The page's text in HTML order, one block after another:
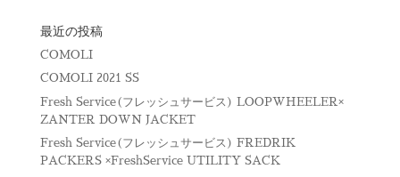
)
最近の投稿
COMOLI
COMOLI 2021 SS
Fresh Service(フレッシュサービス) LOOPWHEELER×
ZANTER DOWN JACKET
Fresh Service(フレッシュサービス) FREDRIK
PACKERS ×FreshService UTILITY SACK